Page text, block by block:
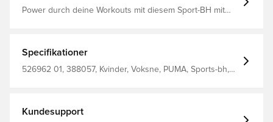
Power durch deine Workouts mit diesem Sport-BH mit
Performance entwickelt und sorgt für trockenen Komfort,
damit du dich auf deine Fitnessziele konzentrieren
kannst. Tight fit Interlock-Gewebe Reguläre Länge
Specifikationer
526962 01, 388057, Kvinder, Voksne, PUMA, Sports-bh,
Kundesupport